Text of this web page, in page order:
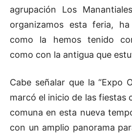
agrupación Los
organizamos esta feria,
como la hemos tenido
como con la antigua que
Cabe señalar que la “Expo
marcó el inicio de las fiestas
comuna en esta nueva
con un amplio panorama